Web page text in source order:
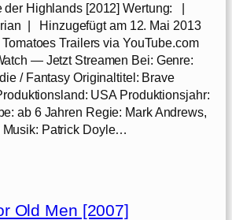
der Highlands [2012] Wertung: |
| Hinzugefügt am 12. Mai 2013
Trailers via YouTube.com
— Jetzt Streamen Bei: Genre:
/ Fantasy Originaltitel: Brave
USA Produktionsjahr:
ab 6 Jahren Regie: Mark Andrews,
Musik: Patrick Doyle…
Old Men [2007]